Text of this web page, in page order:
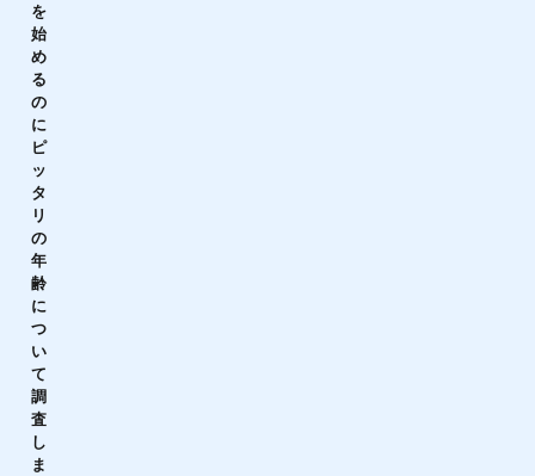
を
始
め
る
の
に
ピ
ッ
タ
リ
の
年
齢
に
つ
い
て
調
査
し
ま